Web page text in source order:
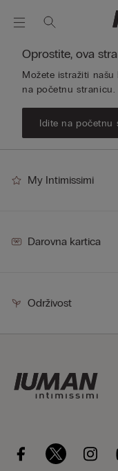
Oprostite, ova
Možete istražiti
na početnu stranicu.
Idite na početnu
My Intimissimi
Darovna kartica
Održivost